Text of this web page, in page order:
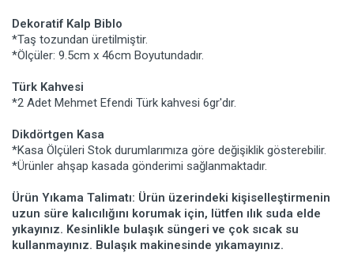
Dekoratif Kalp Biblo
*Taş tozundan üretilmiştir.
*Ölçüler: 9.5cm x 46cm Boyutundadır.
Türk Kahvesi
*2 Adet Mehmet Efendi Türk kahvesi 6gr'dır.
Dikdörtgen Kasa
*Kasa Ölçüleri Stok durumlarımıza göre değişiklik gösterebilir.
*Ürünler ahşap kasada gönderimi sağlanmaktadır.
Ürün Yıkama Talimatı: Ürün üzerindeki kişiselleştirmenin
uzun süre kalıcılığını korumak için, lütfen ılık suda elde
yıkayınız. Kesinlikle bulaşık süngeri ve çok sıcak su
kullanmayınız. Bulaşık makinesinde yıkamayınız.